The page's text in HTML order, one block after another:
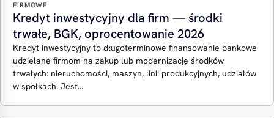
FIRMOWE
Kredyt inwestycyjny dla firm — środki
trwałe, BGK, oprocentowanie 2026
Kredyt inwestycyjny to długoterminowe finansowanie bankowe
udzielane firmom na zakup lub modernizację środków
trwałych: nieruchomości, maszyn, linii produkcyjnych, udziałów
w spółkach. Jest…